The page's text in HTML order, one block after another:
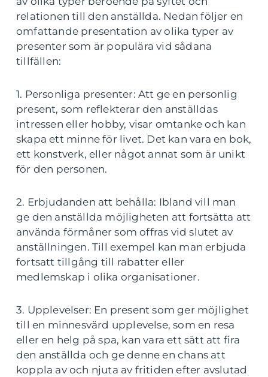
relationen till den anställda. Nedan följer en
omfattande presentation av olika typer av
presenter som är populära vid sådana
tillfällen:
1. Personliga presenter: Att ge en personlig
present, som reflekterar den anställdas
intressen eller hobby, visar omtanke och kan
skapa ett minne för livet. Det kan vara en bok,
ett konstverk, eller något annat som är unikt
för den personen.
2. Erbjudanden att behålla: Ibland vill man
ge den anställda möjligheten att fortsätta att
använda förmåner som offras vid slutet av
anställningen. Till exempel kan man erbjuda
fortsatt tillgång till rabatter eller
medlemskap i olika organisationer.
3. Upplevelser: En present som ger möjlighet
till en minnesvärd upplevelse, som en resa
eller en helg på spa, kan vara ett sätt att fira
den anställda och ge denne en chans att
koppla av och njuta av fritiden efter avslutad